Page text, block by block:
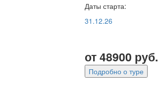
Даты старта:
31.12.26
от48900 руб.
Подробно о туре